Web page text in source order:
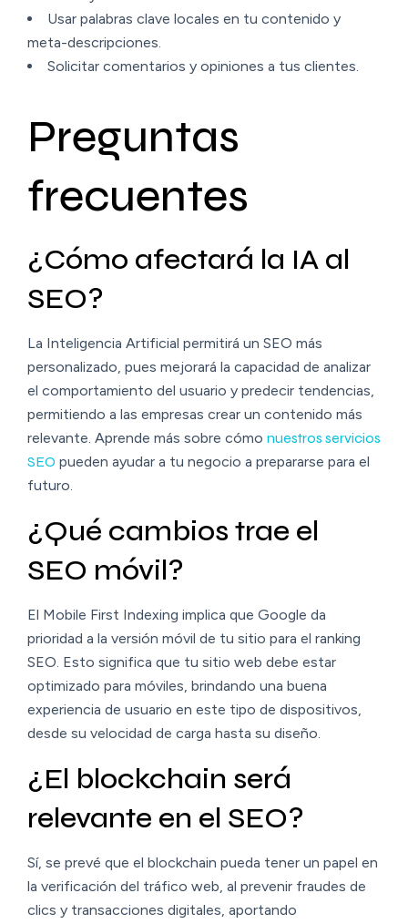
Usar palabras clave locales en tu contenido y
meta-descripciones.
Solicitar comentarios y opiniones a tus clientes.
Preguntas
frecuentes
¿Cómo afectará la IA al
SEO?
La Inteligencia Artificial permitirá un SEO más
personalizado, pues mejorará la capacidad de analizar
el comportamiento del usuario y predecir tendencias,
permitiendo a las empresas crear un contenido más
relevante. Aprende más sobre cómo nuestros servicios
SEO pueden ayudar a tu negocio a prepararse para el
futuro.
¿Qué cambios trae el
SEO móvil?
El Mobile First Indexing implica que Google da
prioridad a la versión móvil de tu sitio para el ranking
SEO. Esto significa que tu sitio web debe estar
optimizado para móviles, brindando una buena
experiencia de usuario en este tipo de dispositivos,
desde su velocidad de carga hasta su diseño.
¿El blockchain será
relevante en el SEO?
Sí, se prevé que el blockchain pueda tener un papel en
la verificación del tráfico web, al prevenir fraudes de
clics y transacciones digitales, aportando